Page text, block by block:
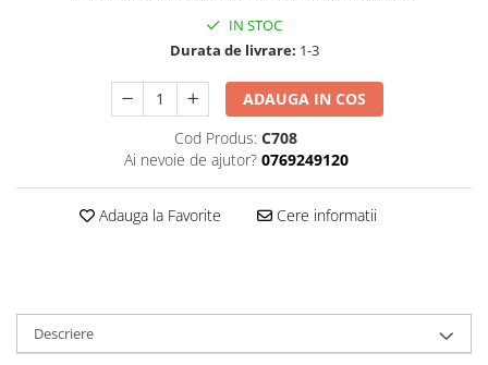
IN STOC
Durata de livrare: 1-3
ADAUGA IN COS
Cod Produs: C708
Ai nevoie de ajutor? 0769249120
Adauga la Favorite Cere informatii
Descriere